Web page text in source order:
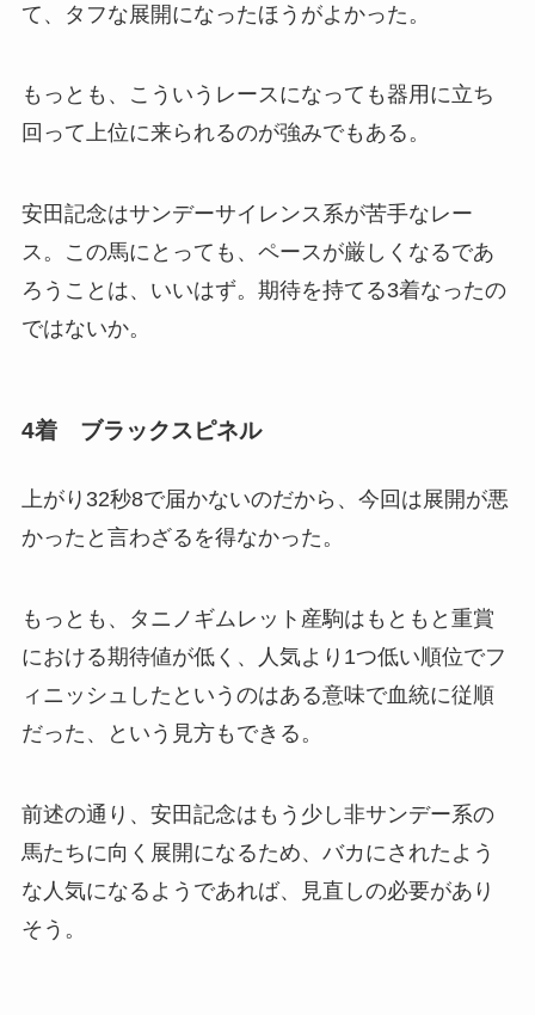
て、タフな展開になったほうがよかった。
もっとも、こういうレースになっても器用に立ち
回って上位に来られるのが強みでもある。
安田記念はサンデーサイレンス系が苦手なレー
ス。この馬にとっても、ペースが厳しくなるであ
ろうことは、いいはず。期待を持てる3着なったの
ではないか。
4着 ブラックスピネル
上がり32秒8で届かないのだから、今回は展開が悪
かったと言わざるを得なかった。
もっとも、タニノギムレット産駒はもともと重賞
における期待値が低く、人気より1つ低い順位でフ
ィニッシュしたというのはある意味で血統に従順
だった、という見方もできる。
前述の通り、安田記念はもう少し非サンデー系の
馬たちに向く展開になるため、バカにされたよう
な人気になるようであれば、見直しの必要があり
そう。